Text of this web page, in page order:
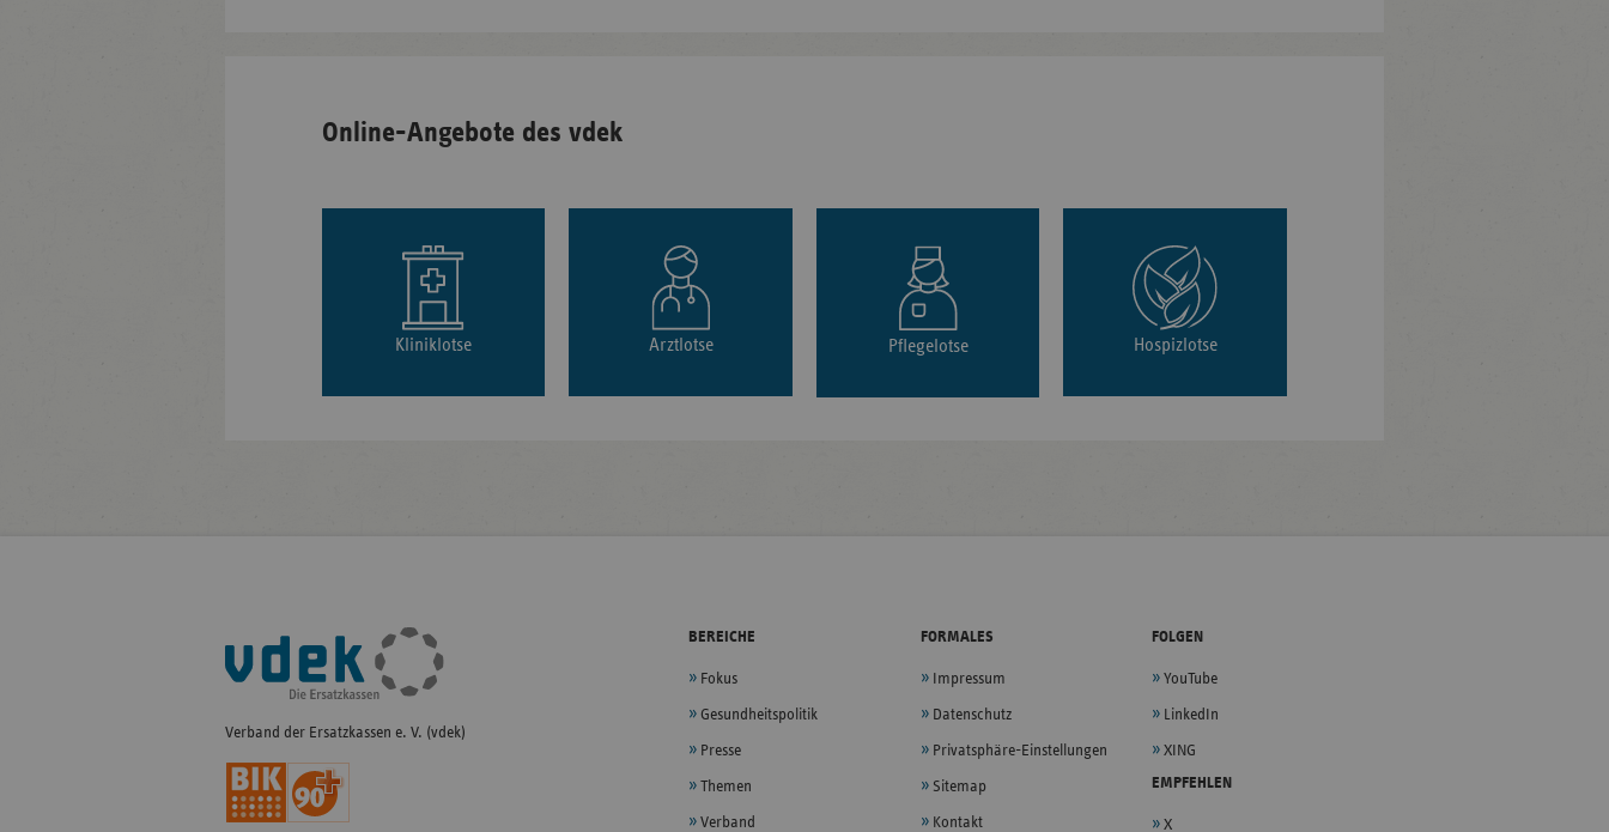
Online-Angebote des vdek
Kliniklotse Arztlotse Pflegelotse Hospizlotse
Fußleisten-
Navigation
Verband der Ersatzkassen e. V. (vdek)
BEREICHE
Fokus
Gesundheitspolitik
Presse
Themen
Verband
FORMALES
Impressum
Datenschutz
Privatsphäre-Einstellungen
Sitemap
Kontakt
FOLGEN
YouTube
LinkedIn
XING
EMPFEHLEN
X